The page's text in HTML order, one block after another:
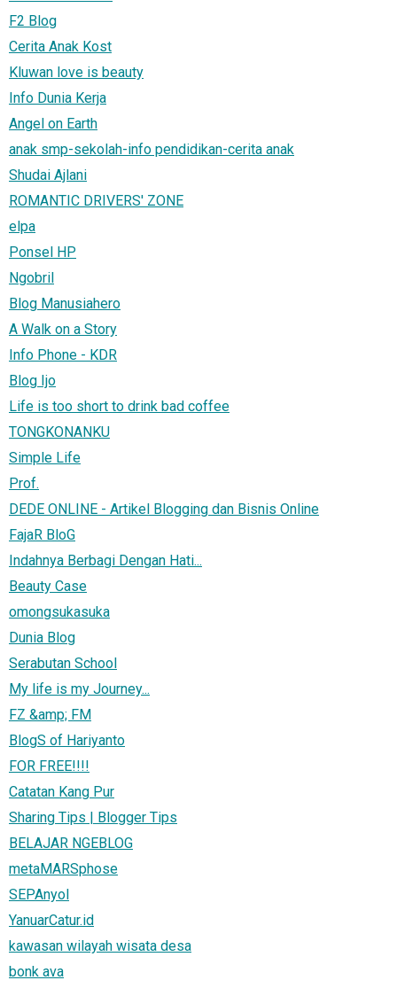
F2 Blog
Cerita Anak Kost
Kluwan love is beauty
Info Dunia Kerja
Angel on Earth
anak smp-sekolah-info pendidikan-cerita anak
Shudai Ajlani
ROMANTIC DRIVERS' ZONE
elpa
Ponsel HP
Ngobril
Blog Manusiahero
A Walk on a Story
Info Phone - KDR
Blog Ijo
Life is too short to drink bad coffee
TONGKONANKU
Simple Life
Prof.
DEDE ONLINE - Artikel Blogging dan Bisnis Online
FajaR BloG
Indahnya Berbagi Dengan Hati...
Beauty Case
omongsukasuka
Dunia Blog
Serabutan School
My life is my Journey...
FZ &amp; FM
BlogS of Hariyanto
FOR FREE!!!!
Catatan Kang Pur
Sharing Tips | Blogger Tips
BELAJAR NGEBLOG
metaMARSphose
SEPAnyol
YanuarCatur.id
kawasan wilayah wisata desa
bonk ava